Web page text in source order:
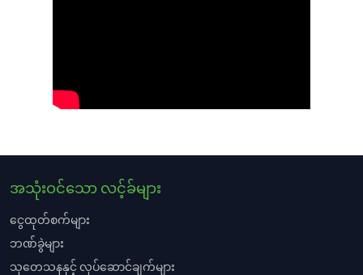
အသုံးဝင်သော လင့်ခ်များ
ငွေထုတ်စက်များ
ဘဏ်ခွဲများ
သုတေသနနှင့် လုပ်ဆောင်ချက်များ